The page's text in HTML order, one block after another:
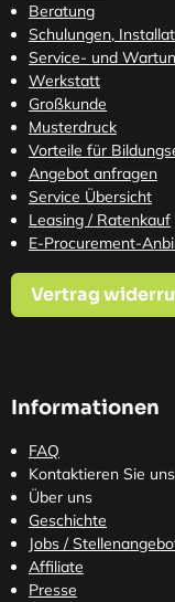
Beratung
Schulungen,
Service- und
Werkstatt
Großkunde
Musterdruck
Vorteile für
Angebot anfragen
Service Übersicht
Leasing / Ratenkauf
E-Procurement-
Vertrag
Informationen
FAQ
Kontaktieren Sie uns
Über uns
Geschichte
Jobs /
Affiliate
Presse